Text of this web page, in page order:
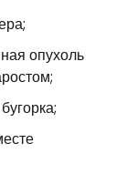
опухоль